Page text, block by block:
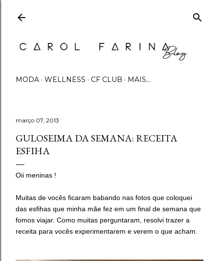
MODA WELLNESS CF CLUB MAIS…
março 07, 2013
GULOSEIMA DA SEMANA: RECEITA
ESFIHA
Oii meninas !
Muitas de vocês ficaram babando nas fotos que coloquei
das esfihas que minha mãe fez em um final de semana que
fomos viajar. Como muitas perguntaram, resolvi trazer a
receita para vocês experimentarem e verem o que acham.